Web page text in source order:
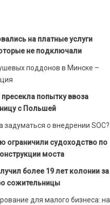
на платные услуги
не подключали
поддонов в Минске –
попытку ввоза
с Польшей
задуматься о внедрении SOC?
ограничили судоходство по
моста
более 19 лет колонии за
сожительницы
для малого бизнеса: на